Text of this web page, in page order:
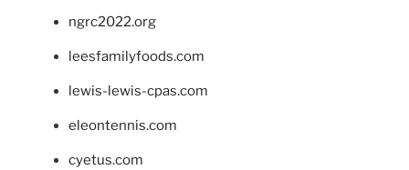
ngrc2022.org
leesfamilyfoods.com
lewis-lewis-cpas.com
eleontennis.com
cyetus.com